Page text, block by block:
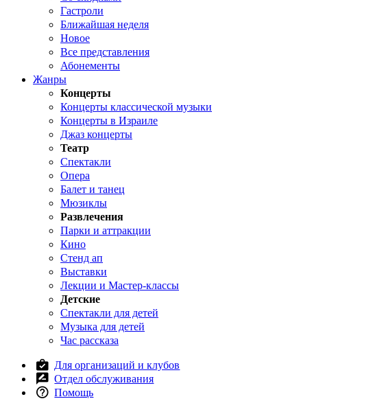
Гастроли
Ближайшая неделя
Новое
Все представления
Абонементы
Жанры
Концерты
Концерты классической музыки
Концерты в Израиле
Джаз концерты
Театр
Спектакли
Опера
Балет и танец
Мюзиклы
Развлечения
Парки и аттракции
Кино
Стенд ап
Выставки
Лекции и Мастер-классы
Детские
Спектакли для детей
Музыка для детей
Час рассказа
Для организаций и клубов
Отдел обслуживания
Помощь